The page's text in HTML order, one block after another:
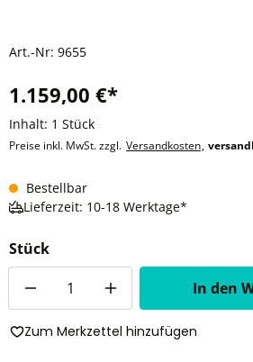
Art.-Nr: 9655
1.159,00 €*
Inhalt: 1 Stück
Preise inkl. MwSt. zzgl. Versandkosten,
Bestellbar
Lieferzeit: 10-18 Werktage*
Stück
In den
Zum Merkzettel hinzufügen